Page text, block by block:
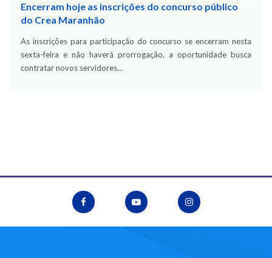
Encerram hoje as inscrições do concurso público
do Crea Maranhão
As inscrições para participação do concurso se encerram nesta
sexta-feira e não haverá prorrogação, a oportunidade busca
contratar novos servidores…